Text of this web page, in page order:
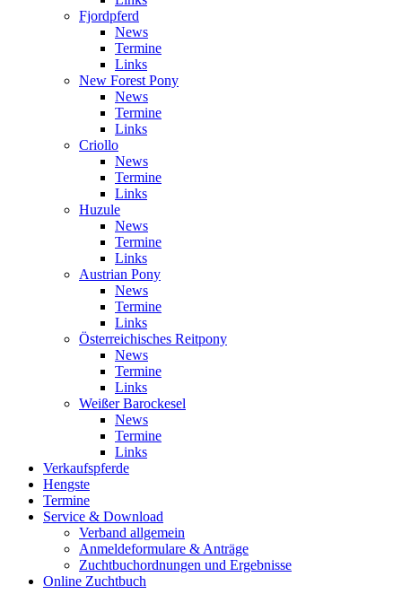
Fjordpferd
News
Termine
Links
New Forest Pony
News
Termine
Links
Criollo
News
Termine
Links
Huzule
News
Termine
Links
Austrian Pony
News
Termine
Links
Österreichisches Reitpony
News
Termine
Links
Weißer Barockesel
News
Termine
Links
Verkaufspferde
Hengste
Termine
Service & Download
Verband allgemein
Anmeldeformulare & Anträge
Zuchtbuchordnungen und Ergebnisse
Online Zuchtbuch